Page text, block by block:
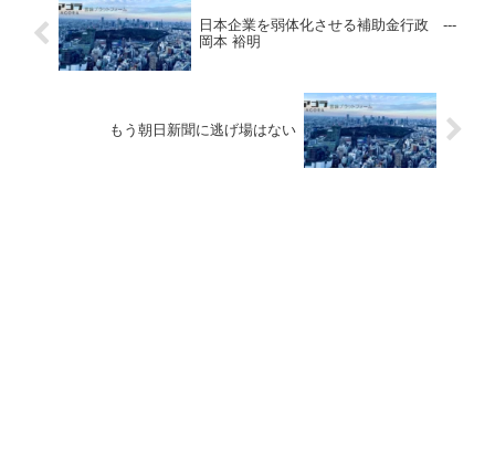
日本企業を弱体化させる補助金行政 ---
岡本 裕明
もう朝日新聞に逃げ場はない